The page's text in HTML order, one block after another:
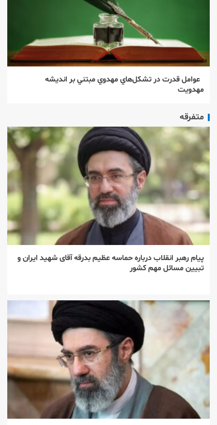
عوامل قدرت در تشكل‌‌هاي مهدوي مبتني بر انديشه
مهدويت
متفرقه
پیام رهبر انقلاب درباره حماسه عظیم بدرقه آقای شهید ایران و
تبیین مسائل مهم کشور